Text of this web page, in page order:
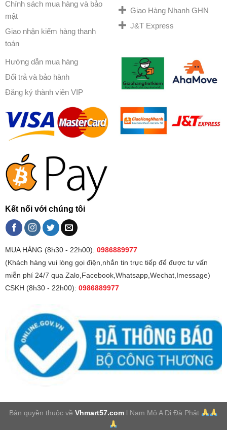
Chính sách mua hàng và bảo
mật
Giao nhận kiểm hàng thanh
toán
Hướng dẫn mua hàng
Đổi trả và bảo hành
Đăng ký thành viên VIP
Giao Hàng Nhanh GHN
J&T Express
Kết nối với chúng tôi
MUA HÀNG (8h30 - 22h00): 0986889977
(Khách hàng vui lòng gọi điện,nhắn tin trực tiếp để được tư vấn
miễn phí 24/7 qua Zalo,Facebook,Whatsapp,Wechat,Imessage)
CSKH (8h30 - 22h00): 0986889977
Bản quyền thuộc vềVhmart57.com l Nam Mô A Di Đà Phật